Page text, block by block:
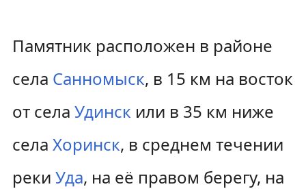
Памятник расположен в районе
села Санномыск, в 15 км на восток
от села Удинск или в 35 км ниже
села Хоринск, в среднем течении
реки Уда, на её правом берегу, на